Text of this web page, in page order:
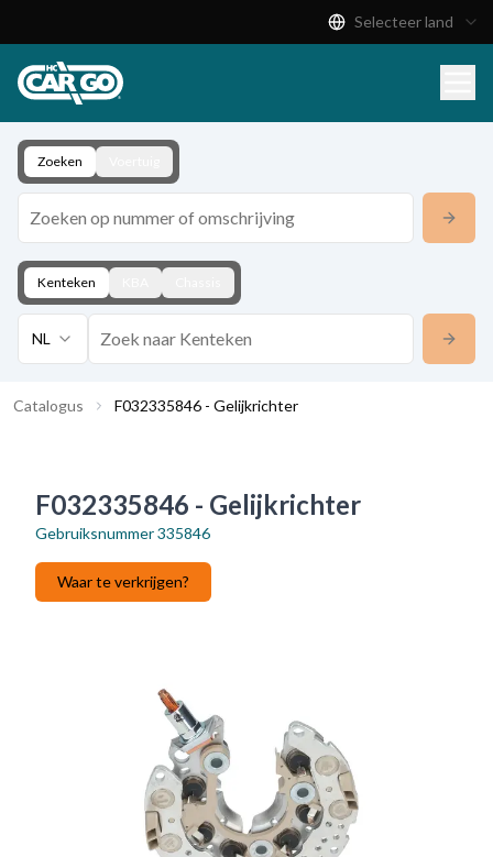
Download
Contact
Selecteer land
Zoeken
Kenteken
NL
Catalogus F032335846 - Gelijkrichter
F032335846 - Gelijkrichter
Gebruiksnummer335846
Waar te verkrijgen?